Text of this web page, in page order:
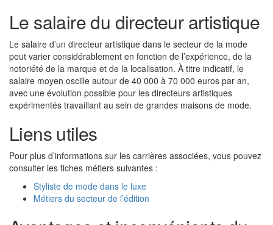
Le salaire du directeur artistique
Le salaire d’un directeur artistique dans le secteur de la mode
peut varier considérablement en fonction de l’expérience, de la
notoriété de la marque et de la localisation. À titre indicatif, le
salaire moyen oscille autour de 40 000 à 70 000 euros par an,
avec une évolution possible pour les directeurs artistiques
expérimentés travaillant au sein de grandes maisons de mode.
Liens utiles
Pour plus d’informations sur les carrières associées, vous pouvez
consulter les fiches métiers suivantes :
Styliste de mode dans le luxe
Métiers du secteur de l’édition